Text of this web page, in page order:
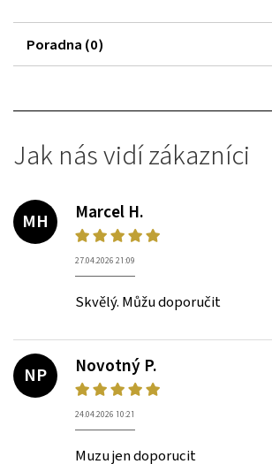
Poradna (0)
Jak nás vidí zákazníci
MH
Marcel H.
27.04.2026 21:09
Skvělý. Můžu doporučit
NP
Novotný P.
24.04.2026 10:21
Muzu jen doporucit